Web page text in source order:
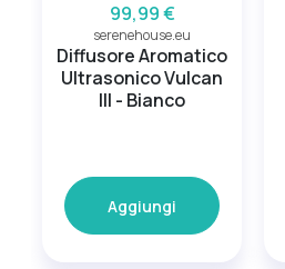
99,99 €
serenehouse.eu
Diffusore Aromatico
Ultrasonico Vulcan
III - Bianco
Aggiungi